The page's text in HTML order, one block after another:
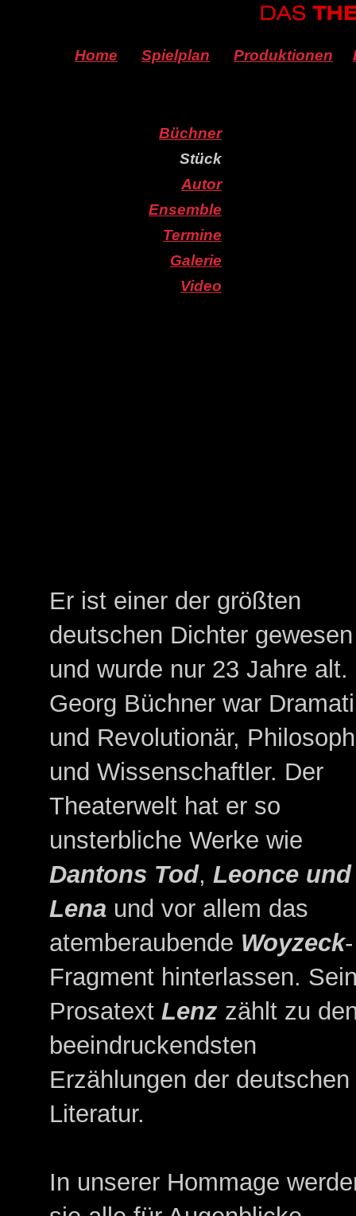
Home Spielplan Produktionen
Büchner
Stück
Autor
Ensemble
Termine
Galerie
Video
Er ist einer der größten
deutschen Dichter gewesen
und wurde nur 23 Jahre alt.
Georg Büchner war
und Revolutionär, Philosoph
und Wissenschaftler. Der
Theaterwelt hat er so
unsterbliche Werke wie
Dantons Tod,Leonce und
Lena und vor allem das
atemberaubende Woyzeck-
Fragment hinterlassen.
ProsatextLenz zählt zu
beeindruckendsten
Erzählungen der deutschen
Literatur.
In unserer Hommage